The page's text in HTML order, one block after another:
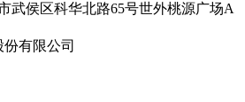
武侯区科华北路65号世外桃源广场A
有限公司